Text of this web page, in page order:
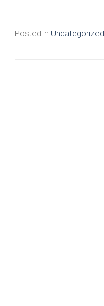
Posted in Uncategorized